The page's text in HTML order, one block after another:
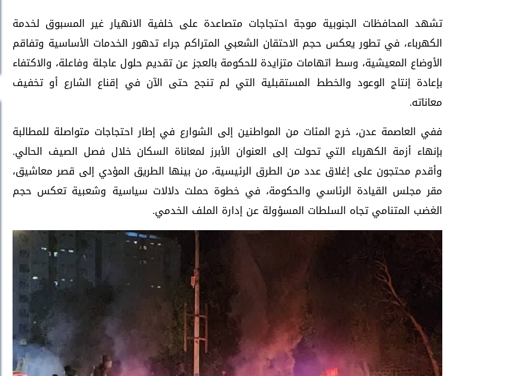
تشهد المحافظات الجنوبية موجة احتجاجات متصاعدة على خلفية الانهيار غير المسبوق لخدمة
الكهرباء، في تطور يعكس حجم الاحتقان الشعبي المتراكم جراء تدهور الخدمات الأساسية وتفاقم
الأوضاع المعيشية، وسط اتهامات متزايدة للحكومة بالعجز عن تقديم حلول عاجلة وفاعلة، والاكتفاء
بإعادة إنتاج الوعود والخطط المستقبلية التي لم تنجح حتى الآن في إقناع الشارع أو تخفيف
معاناته.
ففي العاصمة عدن، خرج المئات من المواطنين إلى الشوارع في إطار احتجاجات متواصلة للمطالبة
بإنهاء أزمة الكهرباء التي تحولت إلى العنوان الأبرز لمعاناة السكان خلال فصل الصيف الحالي.
وأقدم محتجون على إغلاق عدد من الطرق الرئيسية، من بينها الطريق المؤدي إلى قصر معاشيق،
مقر مجلس القيادة الرئاسي والحكومة، في خطوة حملت دلالات سياسية وشعبية تعكس حجم
الغضب المتنامي تجاه السلطات المسؤولة عن إدارة الملف الخدمي.